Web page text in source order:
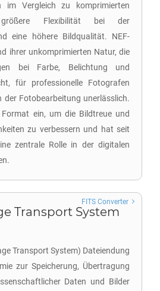
im Vergleich zu komprimierten
Flexibilität bei der
eine höhere Bildqualität. NEF-
ihrer unkomprimierten Natur, die
bei Farbe, Belichtung und
für professionelle Fotografen
der Fotobearbeitung unerlässlich.
ein, um die Bildtreue und
zu verbessern und hat seit
zentrale Rolle in der digitalen
Transport System
Transport System) Dateiendung
zur Speicherung, Übertragung
Daten und Bilder
FITS Converter